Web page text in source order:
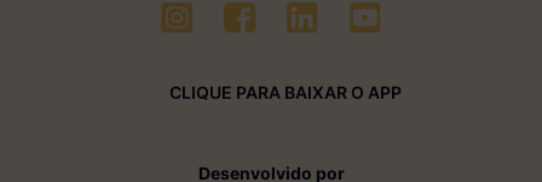
CLIQUE PARA BAIXAR O APP
Desenvolvido por